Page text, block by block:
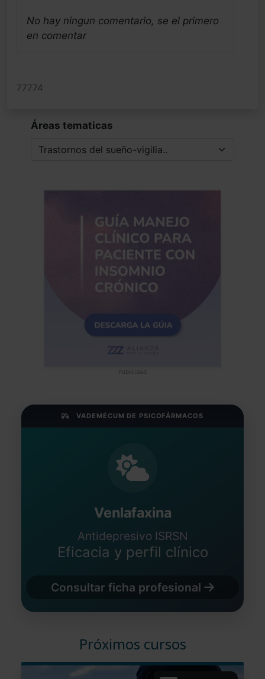
No hay ningun comentario, se el primero
en comentar
77774
Áreas tematicas
Publicidad
VADEMÉCUM DE PSICOFÁRMACOS
Venlafaxina
Antidepresivo ISRSN
Eficacia y perfil clínico
Consultar ficha profesional
Próximos cursos